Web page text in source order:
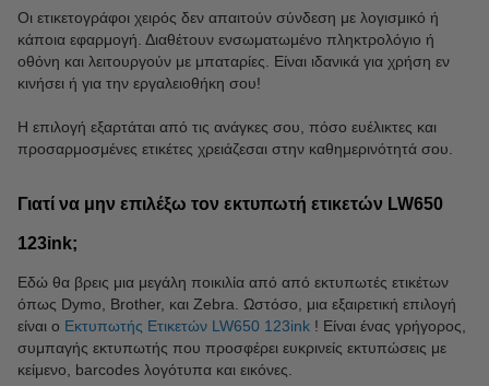
Οι ετικετογράφοι χειρός δεν απαιτούν σύνδεση με λογισμικό ή
κάποια εφαρμογή. Διαθέτουν ενσωματωμένο πληκτρολόγιο ή
οθόνη και λειτουργούν με μπαταρίες. Είναι ιδανικά για χρήση εν
κινήσει ή για την εργαλειοθήκη σου!
Η επιλογή εξαρτάται από τις ανάγκες σου, πόσο ευέλικτες και
προσαρμοσμένες ετικέτες χρειάζεσαι στην καθημερινότητά σου.
Γιατί να μην επιλέξω τον εκτυπωτή ετικετών LW650
123ink;
Εδώ θα βρεις μια μεγάλη ποικιλία από από εκτυπωτές ετικέτων
όπως Dymo, Brother, και Zebra. Ωστόσο, μια εξαιρετική επιλογή
είναι ο Εκτυπωτής Ετικετών LW650 123ink ! Είναι ένας γρήγορος,
συμπαγής εκτυπωτής που προσφέρει ευκρινείς εκτυπώσεις με
κείμενο, barcodes λογότυπα και εικόνες.